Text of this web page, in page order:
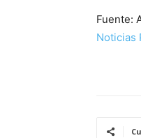
Fuente:
Noticias